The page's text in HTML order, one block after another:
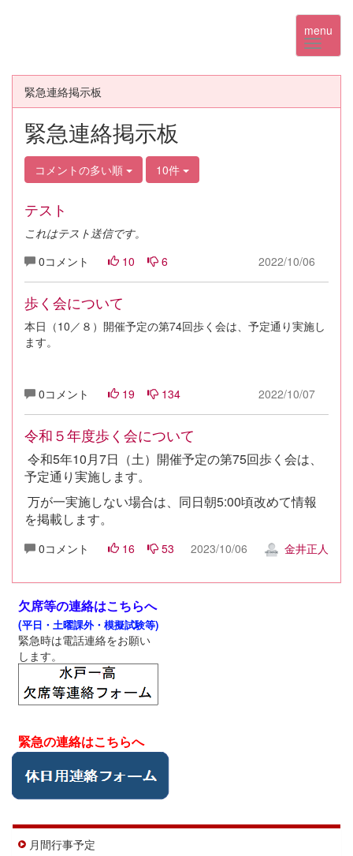
menu
緊急連絡掲示板
緊急連絡掲示板
コメントの多い順 10件
テスト
これはテスト送信です。
0コメント
10 6 2022/10/06
歩く会について
本日（10／８）開催予定の第74回歩く会は、予定通り実施し
ます。
0コメント 19 134 2022/10/07
令和５年度歩く会について
令和5年10月7日（土）開催予定の第75回歩く会は、
予定通り実施します。
万が一実施しない場合は、同日朝5:00頃改めて情報
を掲載します。
0コメント 16 53 2023/10/06 金井正人
欠席等の連絡はこちらへ
(平日・土曜課外・模擬試験等)
緊急時は電話連絡をお願い
します。
緊急の連絡はこちらへ
月間行事予定